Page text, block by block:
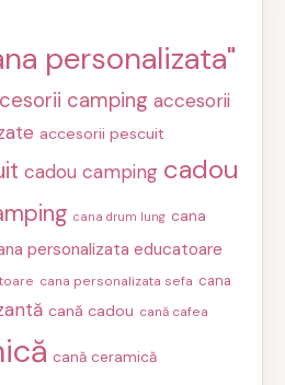
personalizata"
camping accesorii
accesorii pescuit
cadou camping cadou
cana drum lung cana
personalizata educatoare
cana personalizata sefa cana
cană cadou cană cafea
cană ceramică